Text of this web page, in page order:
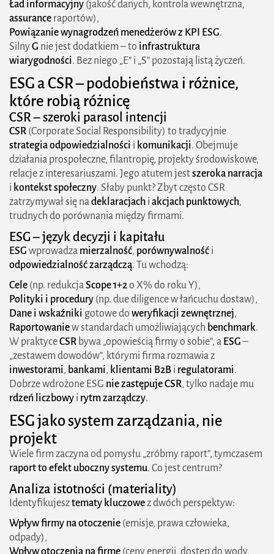
Ład informacyjny (jakość danych, kontrola wewnętrzna,
assurance raportów),
Powiązanie wynagrodzeń menedżerów z KPI ESG.
SilnyG nie jest dodatkiem – to infrastruktura
wiarygodności. Bez niego „E” i „S” pozostają listą życzeń.
ESG a CSR– podobieństwa i różnice,
które robią różnicę
CSR – szeroki parasol intencji
CSR (Corporate Social Responsibility) to tradycyjnie
strategia odpowiedzialności i komunikacji. Obejmuje
działania prospołeczne, filantropię, projekty środowiskowe,
relacje z interesariuszami. Jego atutem jestszeroka narracja
i kontekst społeczny. Słaby punkt? Zbyt często CSR
zatrzymywał się nadeklaracjach i akcjach punktowych,
trudnych do porównania między firmami.
ESG – język decyzji i kapitału
ESG wprowadza mierzalność, porównywalność i
odpowiedzialność zarządczą. Tu wchodzą:
Cele (np. redukcjaScope 1+2o X% do roku Y),
Polityki i procedury (np. due diligence w łańcuchu dostaw),
Dane i wskaźniki gotowe do weryfikacji zewnętrznej,
Raportowaniew standardach umożliwiających benchmark.
W praktyceCSR bywa „opowieścią firmy o sobie”, a ESG–
„zestawem dowodów”, którymi firma rozmawia z
inwestorami, bankami, klientami B2B i regulatorami.
Dobrze wdrożone ESG nie zastępuje CSR, tylko nadaje mu
rdzeń liczbowy i rytm zarządczy.
ESG jako system zarządzania, nie
projekt
Wiele firm zaczyna od pomysłu „zróbmy raport”, tymczasem
raport to efekt uboczny systemu. Co jest centrum?
Analiza istotności (materiality)
Identyfikujesztematy kluczowez dwóch perspektyw:
Wpływ firmy na otoczenie (emisje, prawa człowieka,
odpady),
Wpływ otoczenia na firmę (ceny energii, dostęp do wody,
Krok 6 – Raport i tagowanie cyfrowe
Najczęstsze błędy i jak ich uniknąć
Co zyskuje firma mniej ryzyka, tańszy kapitał,
sprawniejsze przetargi
Minimalny plan na 6–12 miesięcy (praktyczny)
Słowa-klucze części drugiej
Po co to firmie koszty, zyski i szybkie wygrane
Dlaczego ESG to bilans, a nie „koszt PR”
Gdzie powstaje wartość 5 strumieni zwrotu z ESG
1) Finansowanie i koszt kapitału
2) Sprzedaż i łańcuchy dostaw
4) Ludzie i produktywność
5) Ryzyko i odporność
„Quick wins” na pierwsze 90 dni małe ruchy, duży
efekt
Energia i środowisko
Łańcuch dostaw i zakupy
Ludzie i ład
Dane i raportowanie
Jak policzyć ROI z ESG prosta metodyka
Jak wbudować ESG w P&L i budżet CAPEX/OPEX
Co często nie działa i jak to naprawić